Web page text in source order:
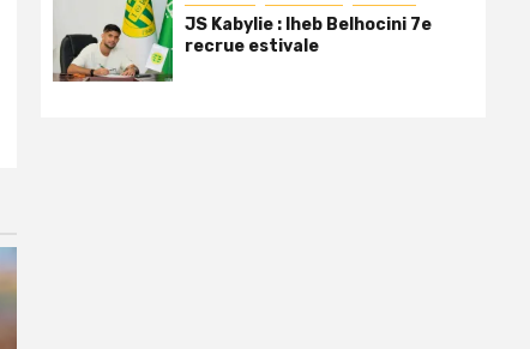
JS Kabylie : Iheb Belhocini 7e
recrue estivale